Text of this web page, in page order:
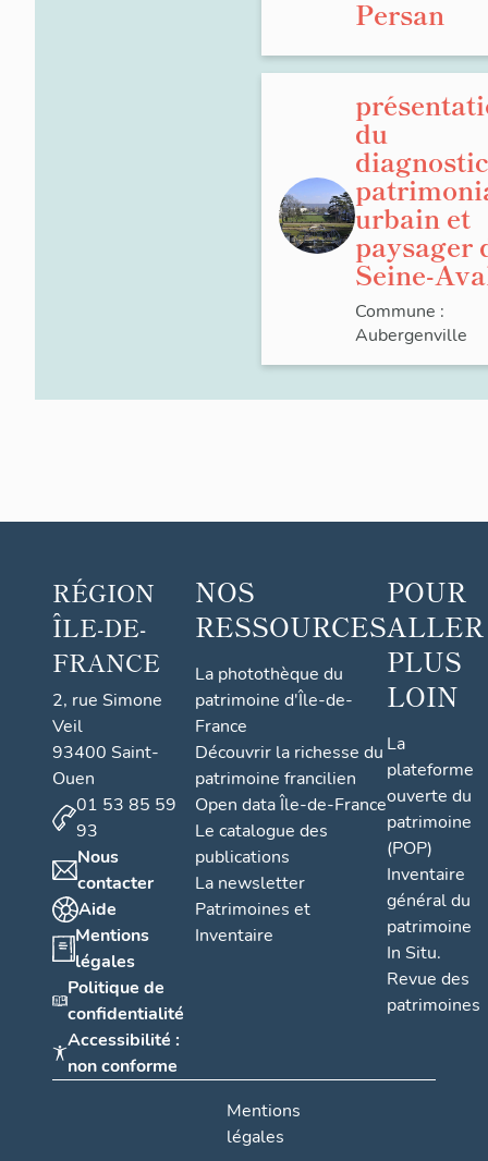
Persan
du
diagnostic
urbain et
paysager
Seine-
Commune :
Aubergenville
RÉGION
ÎLE-DE-
FRANCE
2, rue Simone
Veil
93400 Saint-
Ouen
01 53 85 59
93
Nous
contacter
Aide
Mentions
légales
Politique de
confidentialité
Accessibilité :
non conforme
NOS
RESSOURCES
La photothèque du
patrimoine d'Île-de-
France
Découvrir la richesse du
patrimoine francilien
Open data Île-de-France
Le catalogue des
publications
La newsletter
Patrimoines et
Inventaire
POUR
ALLER
PLUS
LOIN
La
plateforme
ouverte du
patrimoine
(POP)
Inventaire
général du
patrimoine
In Situ.
Revue des
patrimoines
Mentions
légales